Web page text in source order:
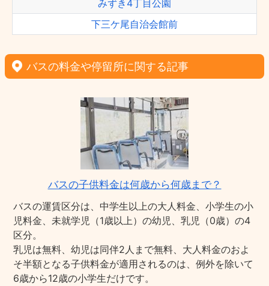
みずき4丁目公園
下三ケ尾自治会館前
バスの料金や停留所に関する記事
バスの子供料金は何歳から何歳まで？
バスの運賃区分は、中学生以上の大人料金、小学生の小
児料金、未就学児（1歳以上）の幼児、乳児（0歳）の4
区分。
乳児は無料、幼児は同伴2人まで無料、大人料金のおよ
そ半額となる子供料金が適用されるのは、例外を除いて
6歳から12歳の小学生だけです。